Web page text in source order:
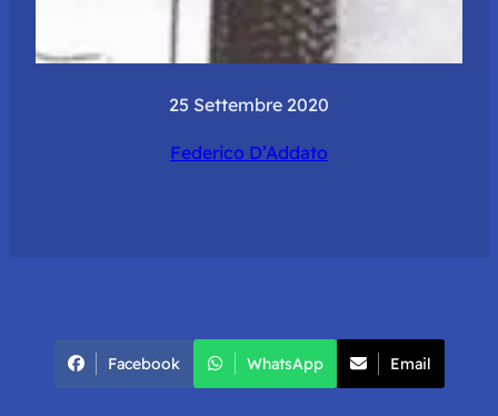
25 Settembre 2020
Federico D’Addato
Facebook WhatsApp Email